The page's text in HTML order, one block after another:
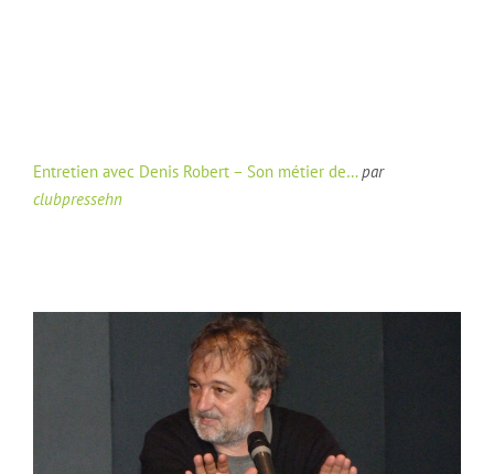
Entretien avec Denis Robert – Son métier de… par
clubpressehn